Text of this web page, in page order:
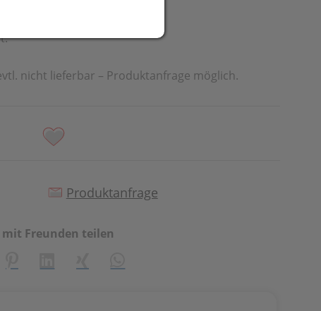
nicht lieferbar – Produktanfrage möglich.
Produktanfrage
Freunden teilen